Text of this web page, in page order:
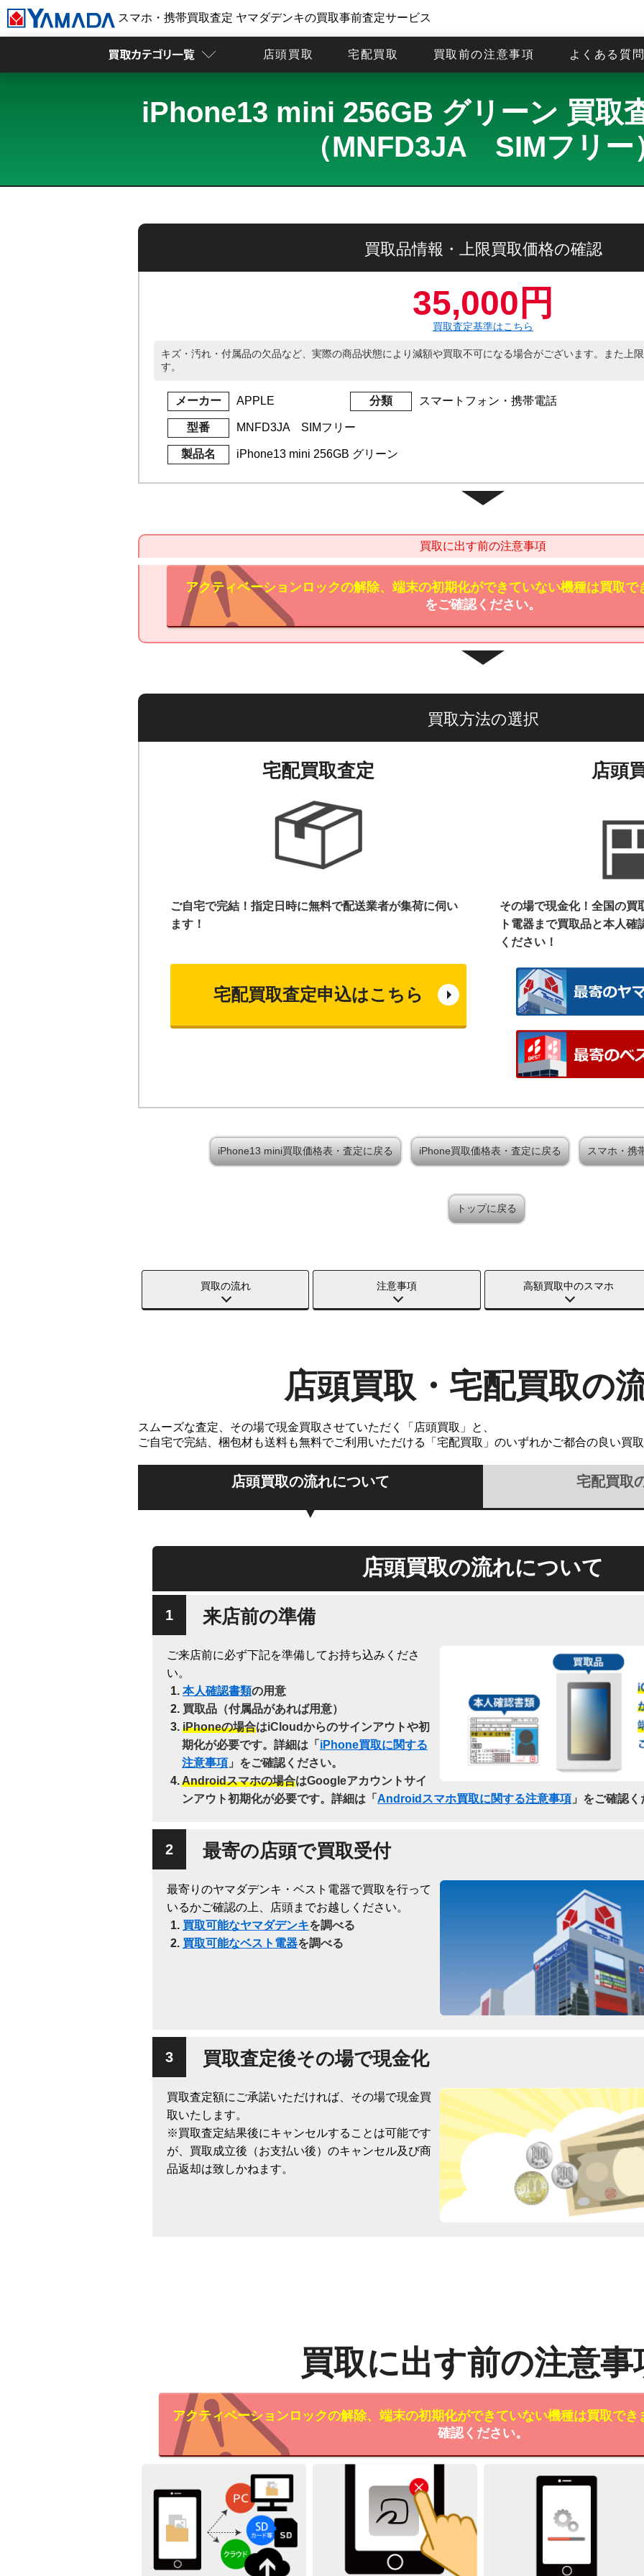
スマホ・携帯買取査定 ヤマダデンキの買取事前査定サービス
店頭買取 宅配買取 買取前の注意事項 よくある質
iPhone13 mini 256GB グリーン 買取
（MNFD3JA SIMフリー
買取品情報・上限買取価格の確認
35,000円
買取査定基準はこちら
キズ・汚れ・付属品の欠品など、実際の商品状態により減額や買取不可になる場合がございます。また上
す。
メーカー APPLE 分類 スマートフォン・携帯電話
型番 MNFD3JA SIMフリー
製品名 iPhone13 mini 256GB グリーン
買取に出す前の注意事項
アクティベーションロックの解除、端末の初期化ができていない機種は買取で
をご確認ください。
買取方法の選択
宅配買取査定
ご自宅で完結！指定日時に無料で配送業者が集荷に伺い
ます！
宅配買取査定申込はこちら
店頭
その場で現金化！全国の買
ト電器まで買取品と本人確
ください！
iPhone13 mini買取価格表・査定に戻る iPhone買取価格表・査定に戻る スマホ・携
トップに戻る
買取の流れ 注意事項 高額買取中のスマホ
店頭買取・宅配買取の
スムーズな査定、その場で現金買取させていただく「店頭買取」と、
ご自宅で完結、梱包材も送料も無料でご利用いただける「宅配買取」のいずれかご都合の良い買
店頭買取の流れについて 宅配買取
店頭買取の流れについて
来店前の準備
ご来店前に必ず下記を準備してお持ち込みくださ
い。
本人確認書類の用意
買取品（付属品があれば用意）
iPhoneの場合はiCloudからのサインアウトや初
期化が必要です。詳細は「 iPhone買取に関する
注意事項 」をご確認ください。
Androidスマホの場合はGoogleアカウントサイ
ンアウト初期化が必要です。詳細は「 Androidスマホ買取に関する注意事項 」をご確認
最寄の店頭で買取受付
最寄りのヤマダデンキ・ベスト電器で買取を行って
いるかご確認の上、店頭までお越しください。
買取可能なヤマダデンキを調べる
買取可能なベスト電器を調べる
買取査定後その場で現金化
買取査定額にご承諾いただければ、その場で現金買
取いたします。
※買取査定結果後にキャンセルすることは可能です
が、買取成立後（お支払い後）のキャンセル及び商
品返却は致しかねます。
買取に出す前の注意事
アクティベーションロックの解除、端末の初期化ができていない機種は買取でき
確認ください。